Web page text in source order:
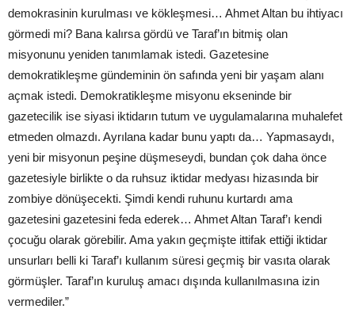
demokrasinin kurulması ve kökleşmesi… Ahmet Altan bu ihtiyacı
görmedi mi? Bana kalırsa gördü ve Taraf’ın bitmiş olan
misyonunu yeniden tanımlamak istedi. Gazetesine
demokratikleşme gündeminin ön safında yeni bir yaşam alanı
açmak istedi. Demokratikleşme misyonu ekseninde bir
gazetecilik ise siyasi iktidarın tutum ve uygulamalarına muhalefet
etmeden olmazdı. Ayrılana kadar bunu yaptı da… Yapmasaydı,
yeni bir misyonun peşine düşmeseydi, bundan çok daha önce
gazetesiyle birlikte o da ruhsuz iktidar medyası hizasında bir
zombiye dönüşecekti. Şimdi kendi ruhunu kurtardı ama
gazetesini gazetesini feda ederek… Ahmet Altan Taraf’ı kendi
çocuğu olarak görebilir. Ama yakın geçmişte ittifak ettiği iktidar
unsurları belli ki Taraf’ı kullanım süresi geçmiş bir vasıta olarak
görmüşler. Taraf’ın kuruluş amacı dışında kullanılmasına izin
vermediler.”